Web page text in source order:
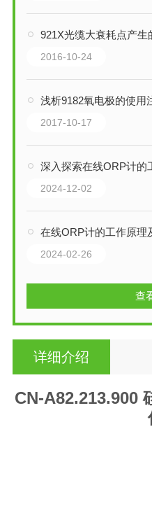
921X光缆大衰耗点产生
2016-10-24
浅析9182氧电极的使用
2017-10-17
深入探索在线ORP计的
2024-12-02
在线ORP计的工作原理
2024-02-26
查
详细介绍
CN-A82.213.900